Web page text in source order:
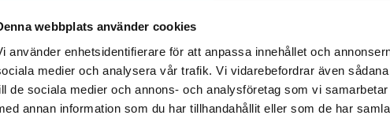
webbplats använder cookies
använder enhetsidentifierare för att anpassa innehållet och
medier och analysera vår trafik. Vi vidarebefordrar även
de sociala medier och annons- och analysföretag som vi
annan information som du har tillhandahållit eller som de har
Placeringsort: Falun
Sista ansökningsdag: 2026-09-
LÄS MER